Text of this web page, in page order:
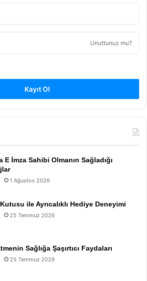
Unuttunuz mu?
Kayıt Ol
E İmza Sahibi Olmanın Sağladığı
1 Ağustos 2026
ile Ayrıcalıklı Hediye Deneyimi
25 Temmuz 2026
Sağlığa Şaşırtıcı Faydaları
25 Temmuz 2026